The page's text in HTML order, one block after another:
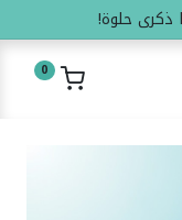
حلوة!
0